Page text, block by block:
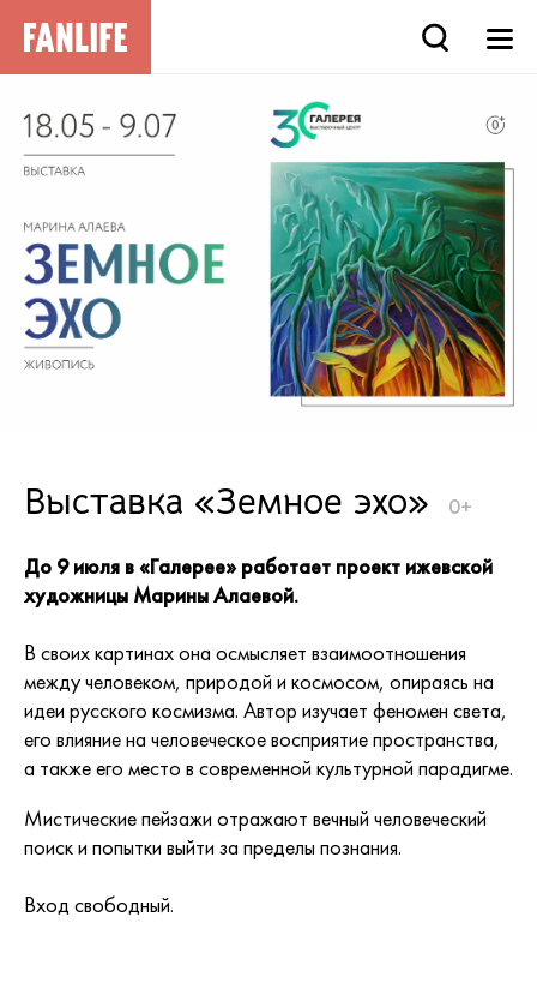
Выставка «Земное эхо» 0+
До 9 июля в «Галерее» работает проект ижевской
художницы Марины Алаевой.
В своих картинах она осмысляет взаимоотношения
между человеком, природой и космосом, опираясь на
идеи русского космизма. Автор изучает феномен света,
его влияние на человеческое восприятие пространства,
а также его место в современной культурной парадигме.
Мистические пейзажи отражают вечный человеческий
поиск и попытки выйти за пределы познания.
Вход свободный.